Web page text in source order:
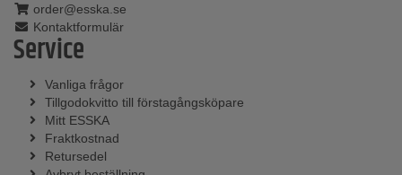
order@esska.se
Kontaktformulär
Service
Vanliga frågor
Tillgodokvitto till förstagångsköpare
Mitt ESSKA
Fraktkostnad
Retursedel